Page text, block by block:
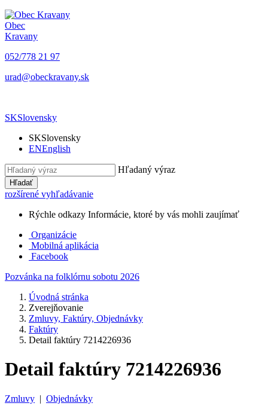
Obec
Kravany
052/778 21 97
urad@obeckravany.sk
SKSlovensky
SKSlovensky
ENEnglish
Hľadaný výraz
Hľadať
rozšírené vyhľadávanie
Rýchle odkazy Informácie, ktoré by vás mohli zaujímať
Organizácie
Mobilná aplikácia
Facebook
Pozvánka na folklórnu sobotu 2026
Úvodná stránka
Zverejňovanie
Zmluvy, Faktúry, Objednávky
Faktúry
Detail faktúry 7214226936
Detail faktúry 7214226936
Zmluvy | Objednávky